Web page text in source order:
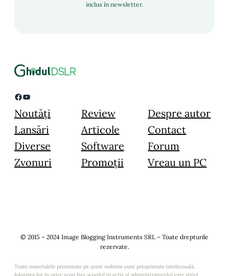
inclus în newsletter.
Facebook YouTube
Noutăți
Lansări
Diverse
Zvonuri
Review
Articole
Software
Promoții
Despre autor
Contact
Forum
Vreau un PC
© 2015 – 2024 Image Blogging Instruments SRL – Toate drepturile
rezervate.
Toate materialele prezentate pe acest website sunt prioprietate intelectuală,